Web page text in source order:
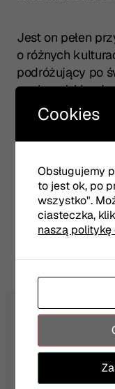
Jest on pełen
o różnych
podróżujący po
ponieważ kierują
i życzliwością
spektaklu jest
zobaczymy m.in.
Radio Olsztyn
Cookies
Obsługujemy
to jest ok, po
wszystko".
ciasteczka,
naszą politykę